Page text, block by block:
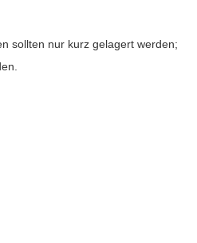
sollten nur kurz gelagert werden;